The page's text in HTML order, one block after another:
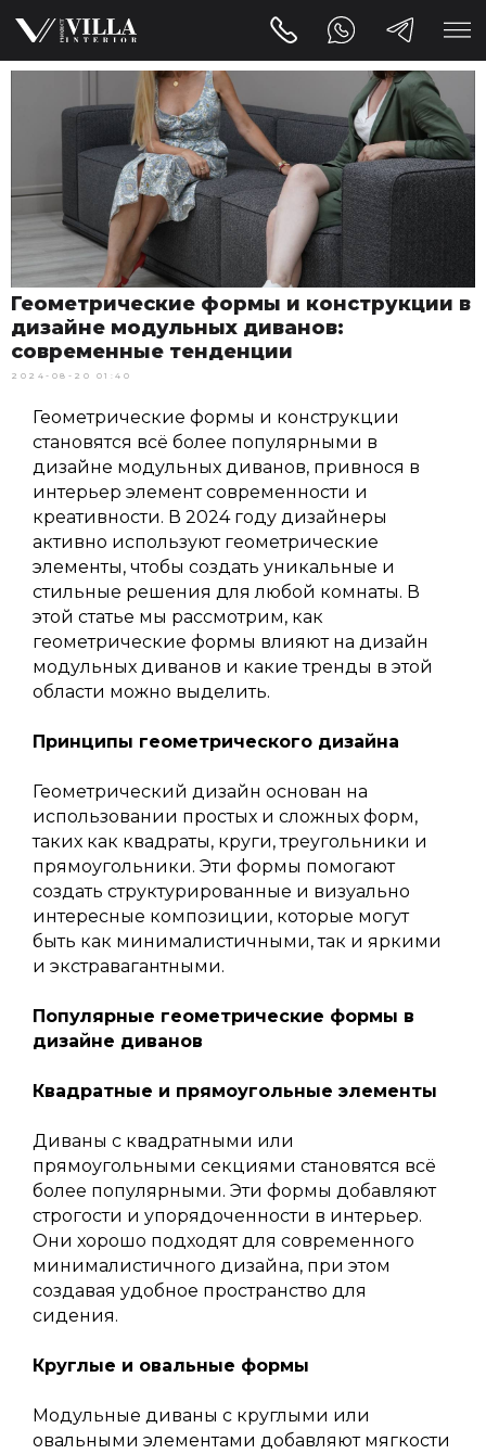
Геометрические формы и конструкции в
дизайне модульных диванов:
современные тенденции
2024-08-20 01:40
Геометрические формы и конструкции
становятся всё более популярными в
дизайне модульных диванов, привнося в
интерьер элемент современности и
креативности. В 2024 году дизайнеры
активно используют геометрические
элементы, чтобы создать уникальные и
стильные решения для любой комнаты. В
этой статье мы рассмотрим, как
геометрические формы влияют на дизайн
модульных диванов и какие тренды в этой
области можно выделить.
Принципы геометрического дизайна
Геометрический дизайн основан на
использовании простых и сложных форм,
таких как квадраты, круги, треугольники и
прямоугольники. Эти формы помогают
создать структурированные и визуально
интересные композиции, которые могут
быть как минималистичными, так и яркими
и экстравагантными.
Популярные геометрические формы в
дизайне диванов
Квадратные и прямоугольные элементы
Диваны с квадратными или
прямоугольными секциями становятся всё
более популярными. Эти формы добавляют
строгости и упорядоченности в интерьер.
Они хорошо подходят для современного
минималистичного дизайна, при этом
создавая удобное пространство для
сидения.
Круглые и овальные формы
Модульные диваны с круглыми или
овальными элементами добавляют мягкости